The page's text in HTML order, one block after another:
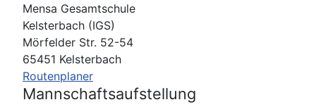
Mensa Gesamtschule
Kelsterbach (IGS)
Mörfelder Str. 52-54
65451 Kelsterbach
Routenplaner
Mannschaftsaufstellung